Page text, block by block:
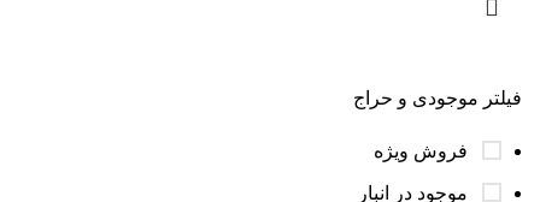
فیلتر موجودی و حراج
فروش ویژه
موجود در انبار